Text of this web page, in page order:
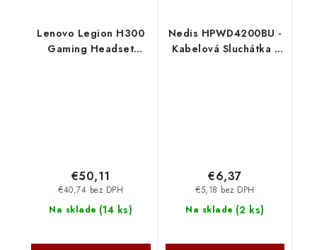
Lenovo Legion H300
Gaming Headset
Na sklade (14 ks)
€40,74 bez DPH
€50,11
Nedis HPWD4200BU -
Kabelová Sluchátka |
Na sklade (2 ks)
€5,18 bez DPH
€6,37